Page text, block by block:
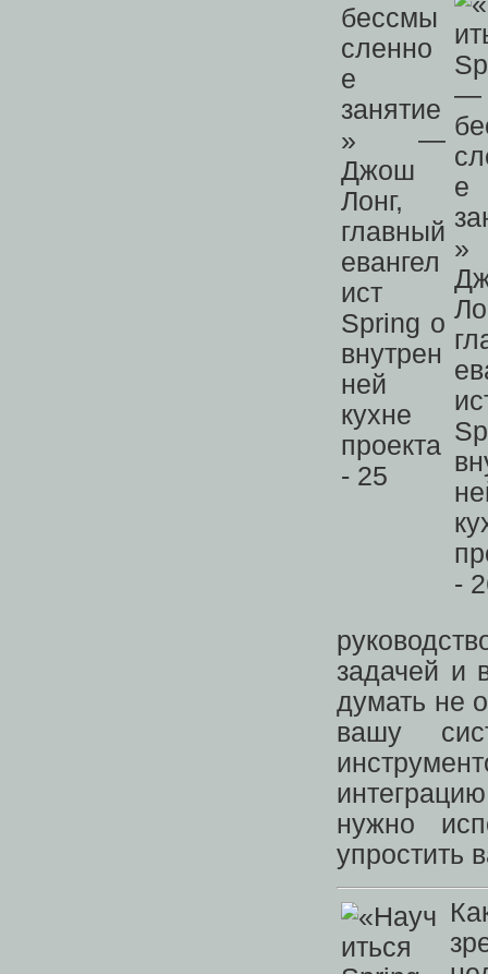
задачей и
думать не
вашу
нужно
упростить